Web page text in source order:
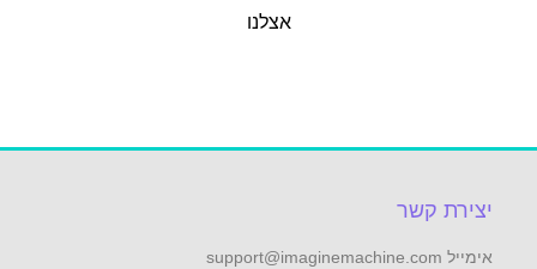
יצירת קשר
אימייל support@imaginemachine.com